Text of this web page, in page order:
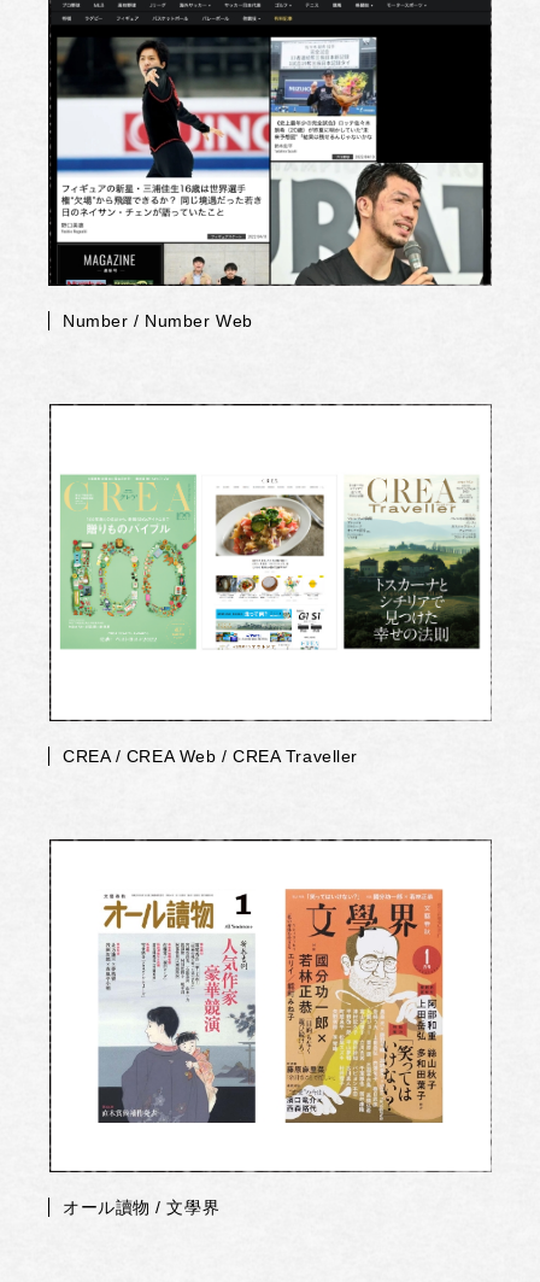
Number / Number Web
CREA / CREA Web / CREA Traveller
オール讀物 / 文學界